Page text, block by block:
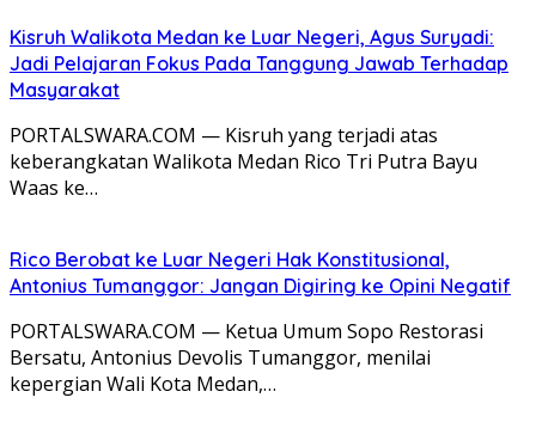
Kisruh Walikota Medan ke Luar Negeri, Agus Suryadi:
Jadi Pelajaran Fokus Pada Tanggung Jawab Terhadap
Masyarakat
PORTALSWARA.COM — Kisruh yang terjadi atas
keberangkatan Walikota Medan Rico Tri Putra Bayu
Waas ke…
Rico Berobat ke Luar Negeri Hak Konstitusional,
Antonius Tumanggor: Jangan Digiring ke Opini Negatif
PORTALSWARA.COM — Ketua Umum Sopo Restorasi
Bersatu, Antonius Devolis Tumanggor, menilai
kepergian Wali Kota Medan,…